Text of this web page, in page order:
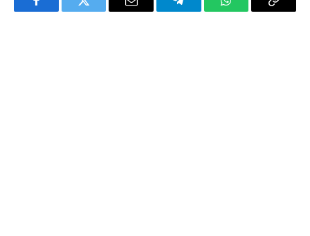
FacebookTwitter Email TelegramWhatsAppCopy